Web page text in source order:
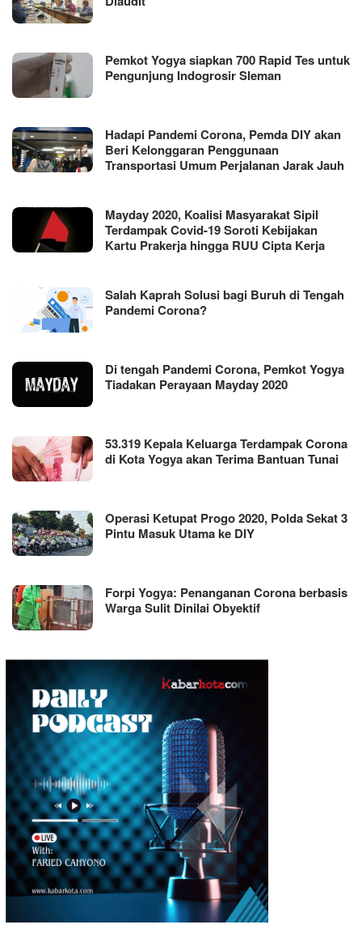
Pemkot Yogya siapkan 700 Rapid Tes untuk
Pengunjung Indogrosir Sleman
Hadapi Pandemi Corona, Pemda DIY akan
Beri Kelonggaran Penggunaan
Transportasi Umum Perjalanan Jarak Jauh
Mayday 2020, Koalisi Masyarakat Sipil
Terdampak Covid-19 Soroti Kebijakan
Kartu Prakerja hingga RUU Cipta Kerja
Salah Kaprah Solusi bagi Buruh di Tengah
Pandemi Corona?
Di tengah Pandemi Corona, Pemkot Yogya
Tiadakan Perayaan Mayday 2020
53.319 Kepala Keluarga Terdampak Corona
di Kota Yogya akan Terima Bantuan Tunai
Operasi Ketupat Progo 2020, Polda Sekat 3
Pintu Masuk Utama ke DIY
Forpi Yogya: Penanganan Corona berbasis
Warga Sulit Dinilai Obyektif